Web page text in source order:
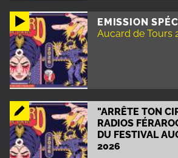
EMISSION
Aucard de Tours
"ARRÊTE TON
RADIOS
DU FESTIVAL
2026